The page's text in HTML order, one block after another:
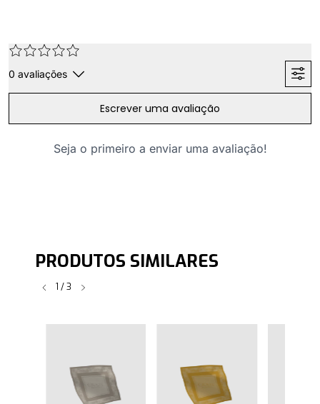
0 avaliações
Escrever uma avaliação
Seja o primeiro a enviar uma avaliação!
PRODUTOS SIMILARES
1 /3